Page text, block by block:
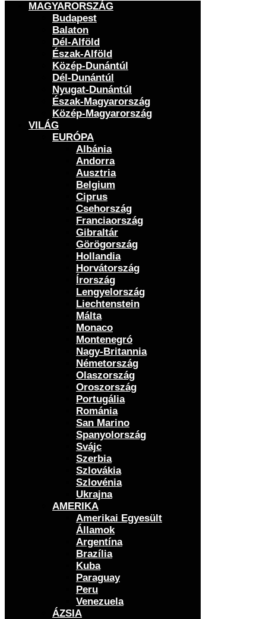
MAGYARORSZÁG
Budapest
Balaton
Dél-Alföld
Észak-Alföld
Közép-Dunántúl
Dél-Dunántúl
Nyugat-Dunántúl
Észak-Magyarország
Közép-Magyarország
VILÁG
EURÓPA
Albánia
Andorra
Ausztria
Belgium
Ciprus
Csehország
Franciaország
Gibraltár
Görögország
Hollandia
Horvátország
Írország
Lengyelország
Liechtenstein
Málta
Monaco
Montenegró
Nagy-Britannia
Németország
Olaszország
Oroszország
Portugália
Románia
San Marino
Spanyolország
Svájc
Szerbia
Szlovákia
Szlovénia
Ukrajna
AMERIKA
Amerikai Egyesült
Államok
Argentína
Brazília
Kuba
Paraguay
Peru
Venezuela
ÁZSIA